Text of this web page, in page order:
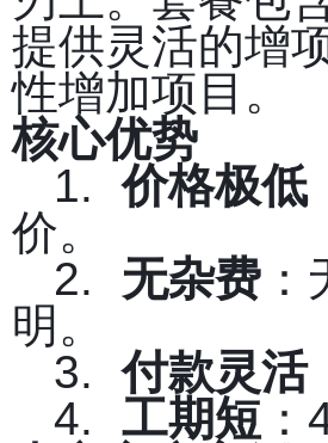
提供灵活的增
性增加项目。
核心优势
1.
价格极低
价。
2.
无杂费
明。
3.
付款灵活
4.
工期短